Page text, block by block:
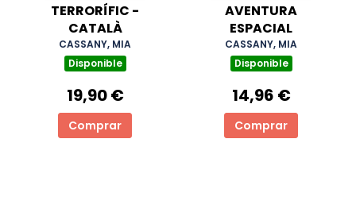
TERRORÍFIC -
CATALÀ
CASSANY, MIA
Disponible
19,90 €
Comprar
AVENTURA
ESPACIAL
CASSANY, MIA
Disponible
14,96 €
Comprar